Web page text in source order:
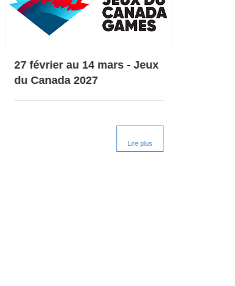
27 février au 14 mars - Jeux
du Canada 2027
Lire plus